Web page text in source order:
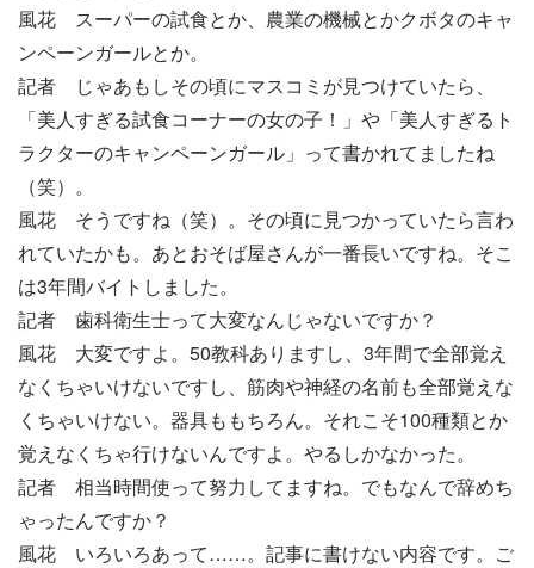
風花 スーパーの試食とか、農業の機械とかクボタのキャ
ンペーンガールとか。
記者 じゃあもしその頃にマスコミが見つけていたら、
「美人すぎる試食コーナーの女の子！」や「美人すぎるト
ラクターのキャンペーンガール」って書かれてましたね
（笑）。
風花 そうですね（笑）。その頃に見つかっていたら言わ
れていたかも。あとおそば屋さんが一番長いですね。そこ
は3年間バイトしました。
記者 歯科衛生士って大変なんじゃないですか？
風花 大変ですよ。50教科ありますし、3年間で全部覚え
なくちゃいけないですし、筋肉や神経の名前も全部覚えな
くちゃいけない。器具ももちろん。それこそ100種類とか
覚えなくちゃ行けないんですよ。やるしかなかった。
記者 相当時間使って努力してますね。でもなんで辞めち
ゃったんですか？
風花 いろいろあって……。記事に書けない内容です。ご